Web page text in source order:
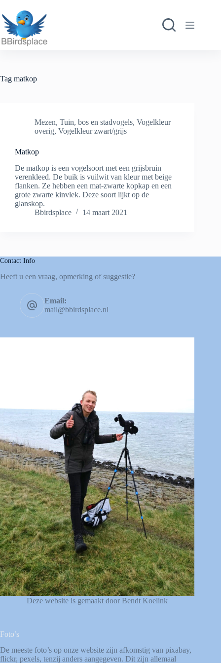
naar
de
inhoud
Tag matkop
Mezen, Tuin, bos en stadvogels, Vogelkleur
overig, Vogelkleur zwart/grijs
Matkop
De matkop is een vogelsoort met een grijsbruin
verenkleed. De buik is vuilwit van kleur met beige
flanken. Ze hebben een mat-zwarte kopkap en een
grote zwarte kinvlek. Deze soort lijkt op de
glanskop.
Bbirdsplace
14 maart 2021
Contact Info
Heeft u een vraag, opmerking of suggestie?
Email:
mail@bbirdsplace.nl
Deze website is gemaakt door Bendt Koelink
Foto’s
De meeste foto’s op onze website zijn afkomstig van pixabay,
flickr, pexels, tenzij anders aangegeven. Dit zijn allemaal